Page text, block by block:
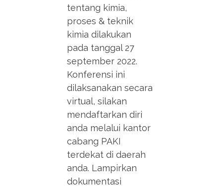
tentang kimia,
proses & teknik
kimia dilakukan
pada tanggal 27
september 2022.
Konferensi ini
dilaksanakan secara
virtual, silakan
mendaftarkan diri
anda melalui kantor
cabang PAKI
terdekat di daerah
anda. Lampirkan
dokumentasi